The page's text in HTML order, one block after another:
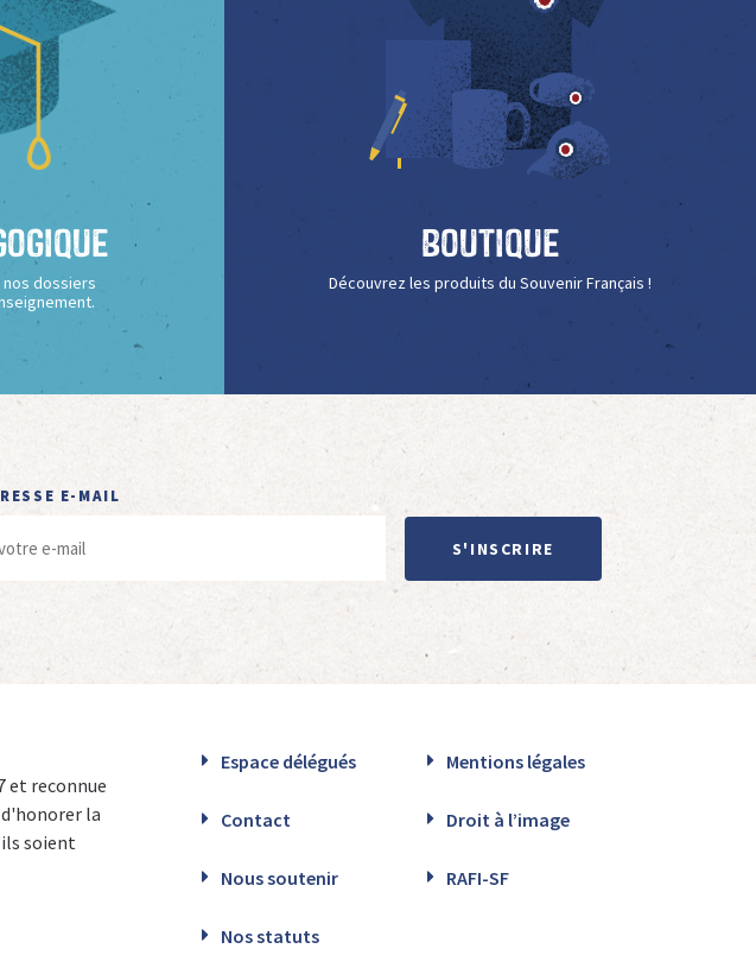
nos dossiers
Boutique
Découvrez les produits du Souvenir Français !
E-MAIL
S'INSCRIRE
et reconnue
la
soient
Espace délégués Mentions légales
Contact Droit à l’image
Nous soutenir RAFI-SF
Nos statuts